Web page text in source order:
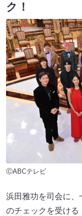
ク！
ⒸABCテレビ
浜田雅功を司会に、
のチェックを受け